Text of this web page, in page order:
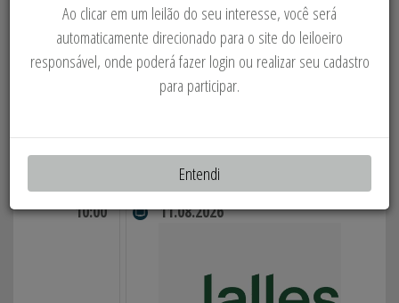
Imoveis Máquinas Sucata
Cuidado com falsos sites de leilão. Antes de dar lances visite
LEILÕES EM DESTAQUE
10:00 11.08.2026 11:30
Ao clicar em um leilão do seu interesse, você será
automaticamente direcionado para o site do leiloeiro
responsável, onde poderá fazer login ou realizar seu cadastro
para participar.
Entendi